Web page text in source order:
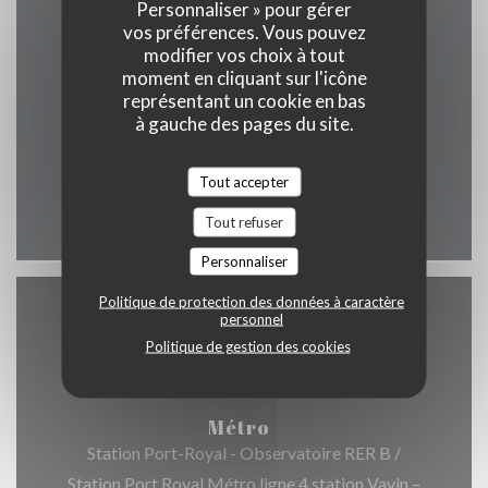
Personnaliser » pour gérer
vos préférences. Vous pouvez
modifier vos choix à tout
moment en cliquant sur l'icône
représentant un cookie en bas
à gauche des pages du site.
Tout accepter
Tout refuser
Personnaliser
Politique de protection des données à caractère
personnel
Politique de gestion des cookies
Horaires
12h00 - 00h00
Accès
Métro
Station Port-Royal - Observatoire RER B /
Station Port Royal Métro ligne 4 station Vavin –